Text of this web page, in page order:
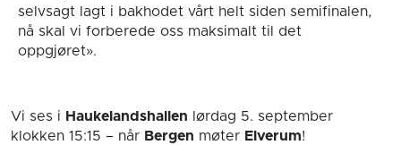
selvsagt lagt i bakhodet vårt helt siden semifinalen,
nå skal vi forberede oss maksimalt til det
oppgjøret».
Vi ses i Haukelandshallen lørdag 5. september
klokken 15:15 – når Bergen møter Elverum!